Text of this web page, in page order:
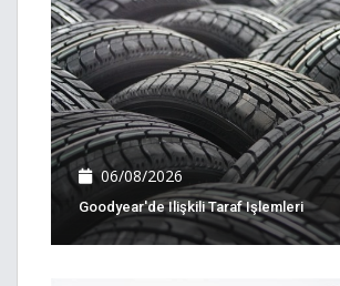
06/08/2026
Goodyear'de Ilişkili Taraf Işlemleri